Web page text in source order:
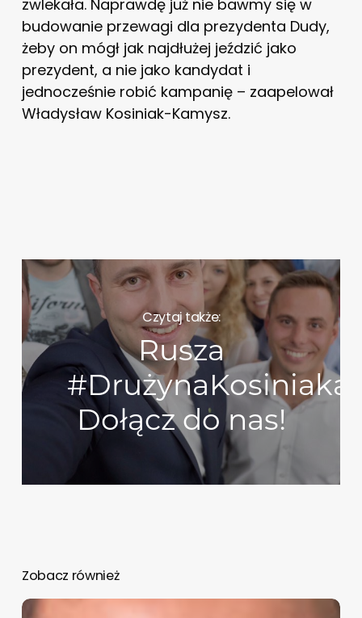
zwlekała. Naprawdę już nie bawmy się w
budowanie przewagi dla prezydenta Dudy,
żeby on mógł jak najdłużej jeździć jako
prezydent, a nie jako kandydat i
jednocześnie robić kampanię – zaapelował
Władysław Kosiniak-Kamysz.
Czytaj także:
Rusza
#DrużynaKosiniaka.
Dołącz do nas!
Zobacz również